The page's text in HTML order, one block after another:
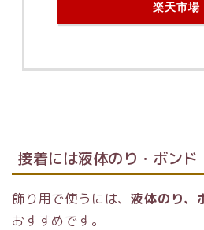
楽天市場
接着には液体のり・ボンド
飾り用で使うには、液体のり、
おすすめです。